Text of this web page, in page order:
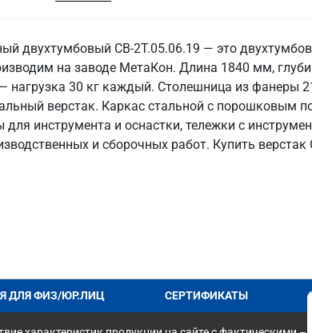
двухтумбовый СВ-2Т.05.06.19 — это
на заводе МетаКон. Длина 1840 мм,
нагрузка 30 кг каждый. Столешница из
верстак. Каркас стальной с порошковым
инструмента и оснастки, тележки с
и сборочных работ. Купить
ДЛЯ ФИЗ/ЮР.ЛИЦ СЕРТИФИКАТЫ